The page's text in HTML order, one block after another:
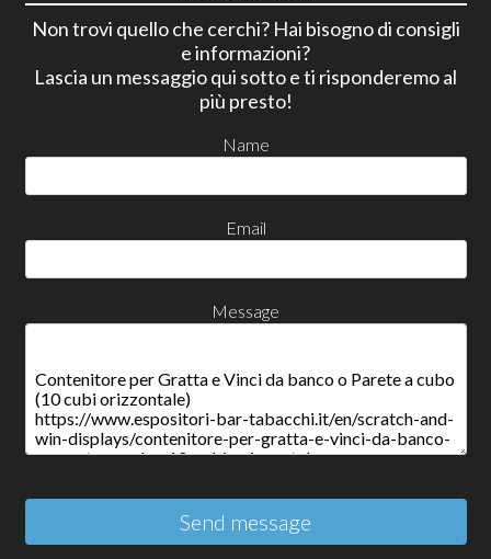
Non trovi quello che cerchi? Hai bisogno di consigli
e informazioni?
Lascia un messaggio qui sotto e ti risponderemo al
più presto!
Name
Email
Message
Send message